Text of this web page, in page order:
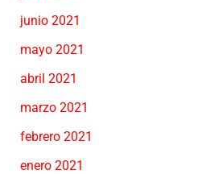
junio 2021
mayo 2021
abril 2021
marzo 2021
febrero 2021
enero 2021